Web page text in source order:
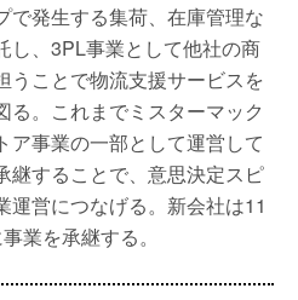
で発生する集荷、在庫管理な
し、3PL事業として他社の商
うことで物流支援サービスを
る。これまでミスターマック
ア事業の一部として運営して
継することで、意思決定スピ
運営につなげる。新会社は11
業を承継する。